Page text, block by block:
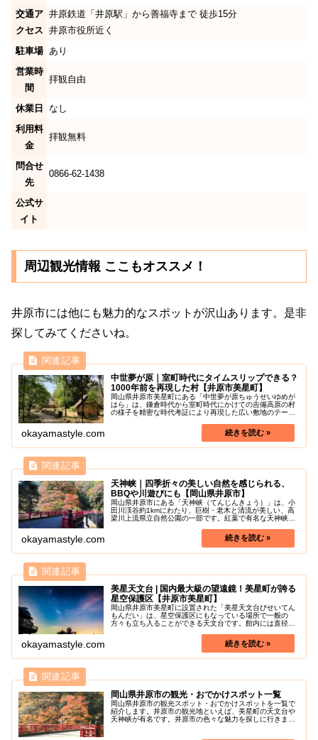
交通ア
クセス
井原鉄道「井原駅」から善福寺まで 徒歩15分
井原市役所近く
駐車場 あり
営業時
間
拝観自由
休業日
なし
利用料
金
拝観無料
問合せ
先
0866-62-1438
公式サ
イト
周辺観光情報 ここもオススメ！
井原市には他にも魅力的なスポットが沢山あります。是非
探してみてくださいね。
中世夢が原｜室町時代にタイムスリップできる？
1000年前を再現した村【井原市美星町】
岡山県井原市美星町にある「中世夢が原ちゅうせいゆめが
はら」は、鎌倉時代から室町時代にかけての吉備高原の村
の様子を精密な時代考証により再現した広い敷地のテーマ
斎市、屋敷、城主の館などが点在し...
okayamastyle.com
天神峡｜四季折々の美しい自然を感じられる、
BBQや川遊びにも【岡山県井原市】
岡山県井原市にある「天神峡（てんじんきょう）」は、小
田川渓谷約1kmにわたり、巨樹・老木と清流が美しい、高
梁川上流県立自然公園の一部です。紅葉で有名な天神峡で
okayamastyle.com
美星天文台 | 国内最大級の望遠鏡！美星町が誇る
星空保護区【井原市美星町】
岡山県井原市美星町に設置された「美星天文台びせいてん
もんだい」は、星空保護区にもなっている場所で一般の
方々も立ち入ることができる天文台です。館内には直径
す。この望遠鏡を使うことで月や惑星な...
okayamastyle.com
岡山県井原市の観光・おでかけスポット一覧
岡山県井原市の観光スポット・おでかけスポットを一覧で
紹介します。井原市の観光地といえば、美星町の天文台や
天神峡が有名です。井原市の色々な魅力を探しに行きまし